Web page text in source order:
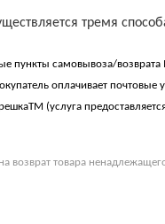
тремя
пункты самовывоза/
оплачивает почтовые
(услуга
возврат товара